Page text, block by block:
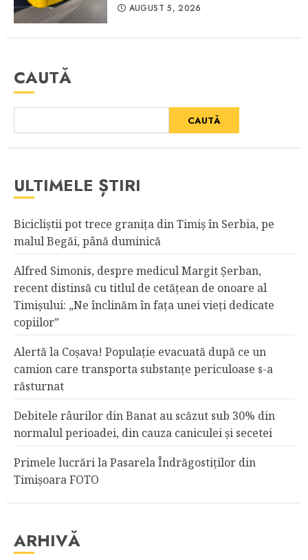
AUGUST 5, 2026
CAUTĂ
CAUTĂ
ULTIMELE ȘTIRI
Bicicliştii pot trece graniţa din Timiş în Serbia, pe
malul Begăi, până duminică
Alfred Simonis, despre medicul Margit Şerban,
recent distinsă cu titlul de cetățean de onoare al
Timişului: „Ne înclinăm în fața unei vieți dedicate
copiilor”
Alertă la Coşava! Populaţie evacuată după ce un
camion care transporta substanţe periculoase s-a
răsturnat
Debitele râurilor din Banat au scăzut sub 30% din
normalul perioadei, din cauza caniculei şi secetei
Primele lucrări la Pasarela Îndrăgostiţilor din
Timişoara FOTO
ARHIVĂ